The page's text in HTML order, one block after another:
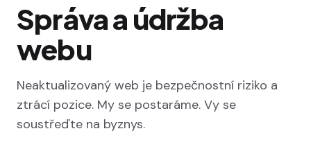
Správa a údržba
webu
Neaktualizovaný web je bezpečnostní riziko a
ztrácí pozice. My se postaráme. Vy se
soustřeďte na byznys.